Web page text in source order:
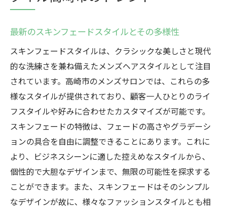
ル
新たな魅力を持つスキンフェードの可能性
最新のスキンフェードスタイルとその多様性
スキンフェードスタイルは、クラシックな美しさと現代
的な洗練さを兼ね備えたメンズヘアスタイルとして注目
されています。高崎市のメンズサロンでは、これらの多
様なスタイルが提供されており、顧客一人ひとりのライ
フスタイルや好みに合わせたカスタマイズが可能です。
スキンフェードの特徴は、フェードの高さやグラデーシ
ョンの具合を自由に調整できることにあります。これに
より、ビジネスシーンに適した控えめなスタイルから、
個性的で大胆なデザインまで、無限の可能性を探求する
ことができます。また、スキンフェードはそのシンプル
なデザインが故に、様々なファッションスタイルとも相